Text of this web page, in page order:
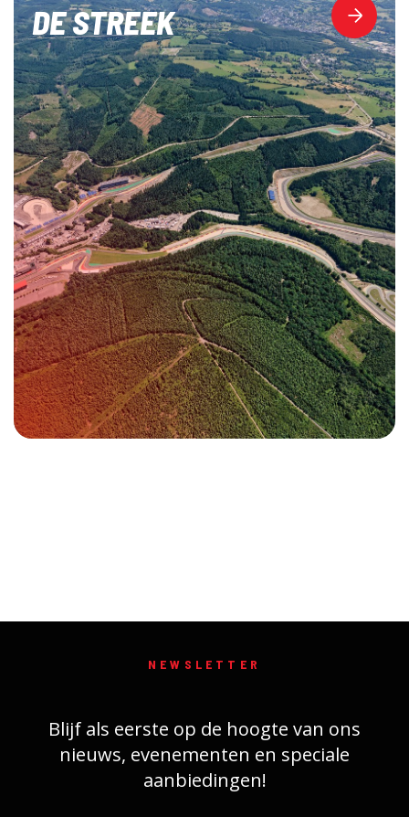
DE STREEK
NEWSLETTER
Blijf als eerste op de hoogte van ons
nieuws, evenementen en speciale
aanbiedingen!